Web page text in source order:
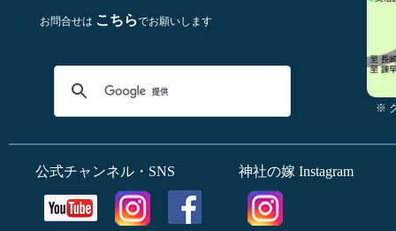
お問合せは こちらでお願いします
※
公式チャンネル・SNS 神社の嫁 Instagram